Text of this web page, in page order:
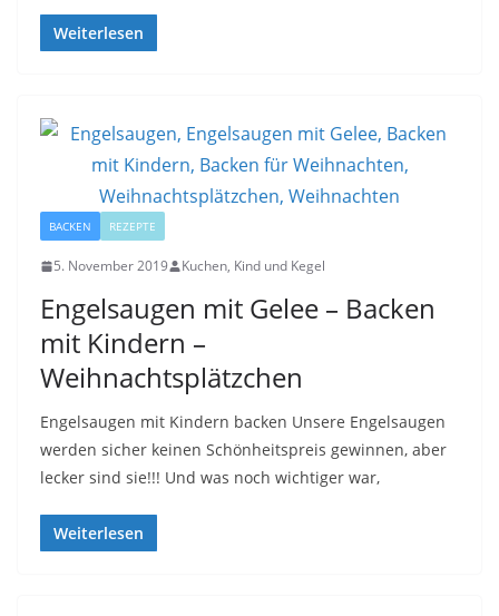
Weiterlesen
BACKEN REZEPTE
5. November 2019 Kuchen, Kind und Kegel
Engelsaugen mit Gelee – Backen
mit Kindern –
Weihnachtsplätzchen
Engelsaugen mit Kindern backen Unsere Engelsaugen
werden sicher keinen Schönheitspreis gewinnen, aber
lecker sind sie!!! Und was noch wichtiger war,
Weiterlesen